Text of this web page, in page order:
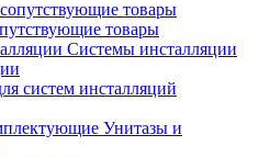
товары
Системы инсталляции
систем инсталляций
Унитазы и